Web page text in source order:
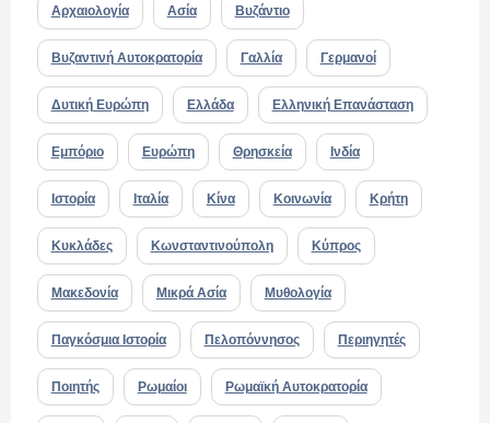
Αρχαιολογία Ασία Βυζάντιο
Βυζαντινή Αυτοκρατορία Γαλλία Γερμανοί
Δυτική Ευρώπη Ελλάδα Ελληνική Επανάσταση
Εμπόριο Ευρώπη Θρησκεία Ινδία
Ιστορία Ιταλία Κίνα Κοινωνία Κρήτη
Κυκλάδες Κωνσταντινούπολη Κύπρος
Μακεδονία Μικρά Ασία Μυθολογία
Παγκόσμια Ιστορία Πελοπόννησος Περιηγητές
Ποιητής Ρωμαίοι Ρωμαϊκή Αυτοκρατορία